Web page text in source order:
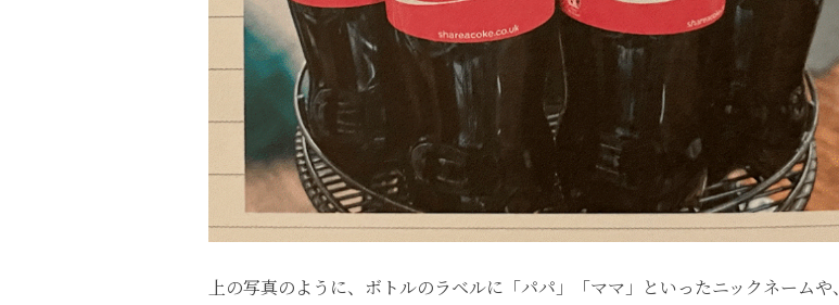
上の写真のように、ボトルのラベルに「パパ」「ママ」といったニックネームや、